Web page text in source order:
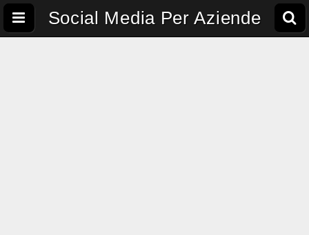
Social Media Per Aziende